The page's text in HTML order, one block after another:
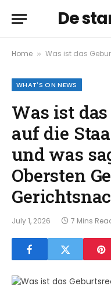
De
Home » Was ist das Geburtsrecht auf die
WHAT'S ON NEWS
Was ist
auf die
und was
Obersten
July 1, 2026 7 Mins